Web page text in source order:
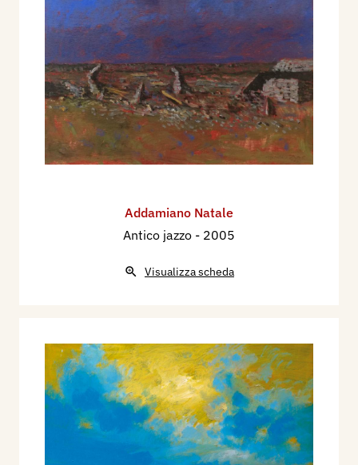
Addamiano Natale
Antico jazzo - 2005
Visualizza scheda